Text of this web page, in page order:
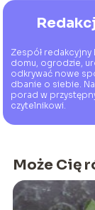
Zespół
domu, ogrodzie,
odkrywać nowe
dbanie o siebie.
porad w
czytelnikowi.
Może Cię